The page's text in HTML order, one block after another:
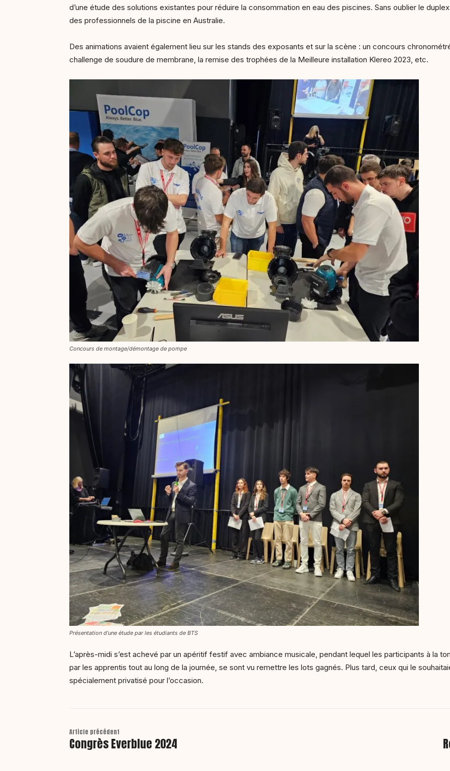
d’une étude des solutions existantes pour réduire la consommation en eau des piscines. Sans oublier le
des professionnels de la piscine en Australie.
Des animations avaient également lieu sur les stands des exposants et sur la scène : un concours
challenge de soudure de membrane, la remise des trophées de la Meilleure installation Klereo 2023, etc.
Concours de montage/démontage de pompe
Présentation d’une étude par les étudiants de BTS
L’après-midi s’est achevé par un apéritif festif avec ambiance musicale, pendant lequel les participants à la
par les apprentis tout au long de la journée, se sont vu remettre les lots gagnés. Plus tard, ceux qui le
spécialement privatisé pour l’occasion.
Article précédent
Congrès Everblue 2024